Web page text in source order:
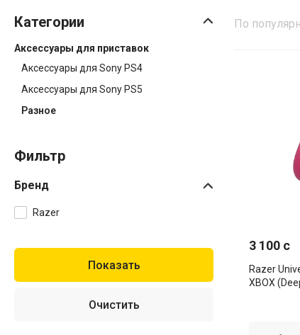
Категории
Аксессуары для приставок
Аксессуары для Sony PS4
Аксессуары для Sony PS5
Разное
Фильтр
Бренд
Razer
По
3 100 c
Razer
XBOX